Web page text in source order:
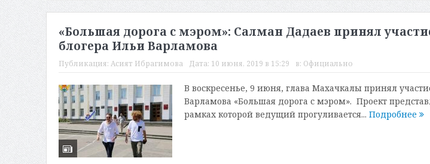
«Большая дорога с мэром»: Салман Дадаев принял
блогера Ильи Варламова
Публикация: Асият Ибрагимова Дата: 10 июня, 2019 в 15:29 в: Официально
В воскресенье, 9 июня, глава Махачкалы принял
Варламова «Большая дорога с мэром». Проект
рамках которой ведущий прогуливается... Подробнее